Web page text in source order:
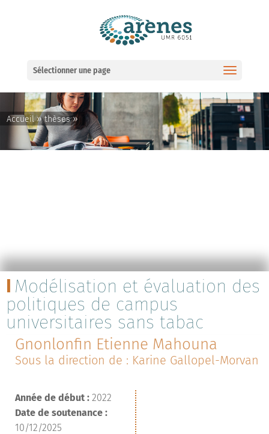
Sélectionner une page
Accueil»thèses»
Modélisation et évaluation des
politiques de campus
universitaires sans tabac
Gnonlonfin Etienne Mahouna
Sous la direction de : Karine Gallopel-Morvan
Année de début : 2022
Date de soutenance :
10/12/2025